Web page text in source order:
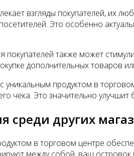
взгляды покупателей, их
Это особенно
также может
дополнительных товаров
уникальным продуктом в
чека. Это значительно
среди других
в торговом центре